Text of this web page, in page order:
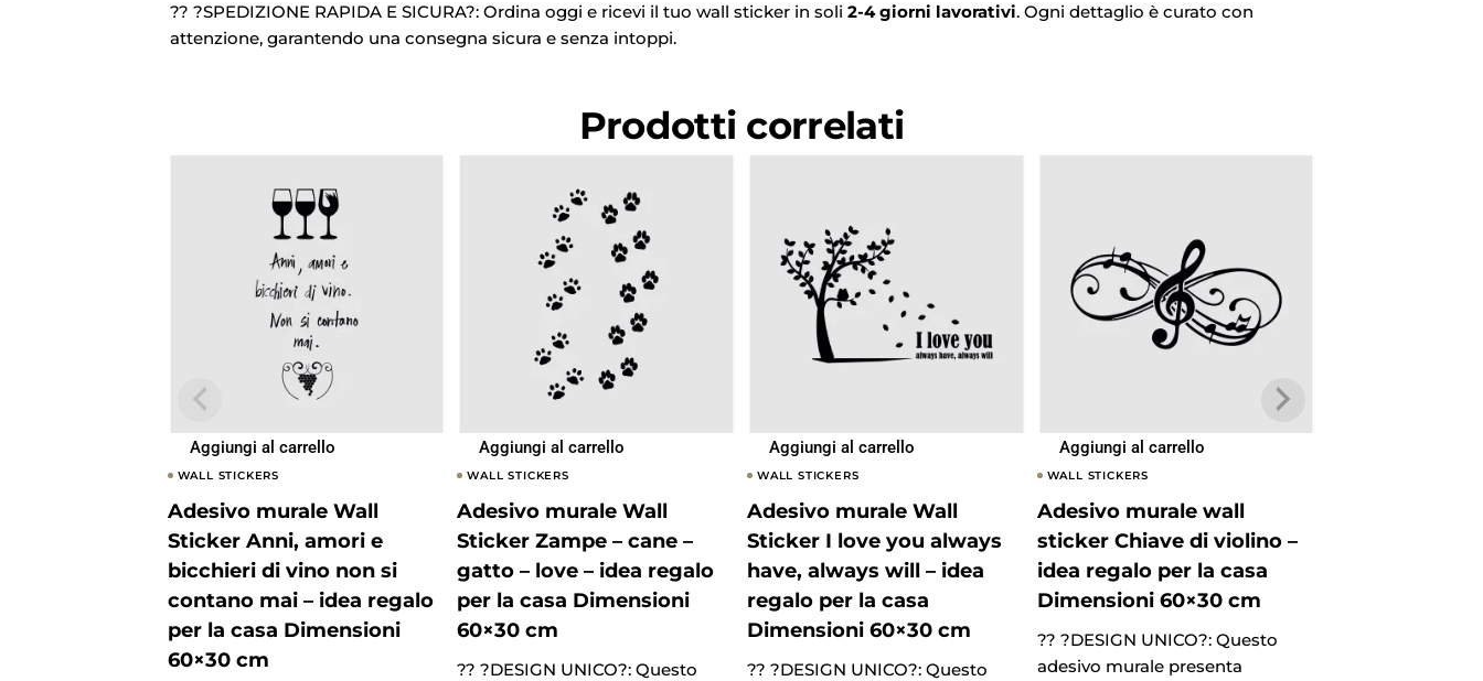
?? ?SPEDIZIONE RAPIDA E SICURA?: Ordina oggi e ricevi il tuo wall sticker in soli2-4 giorni lavorativi. Ogni dettaglio è curato con
attenzione, garantendo una consegna sicura e senza intoppi.
Prodotti correlati
Aggiungi al carrello
WALL STICKERS
Adesivo murale Wall
Sticker Anni, amori e
bicchieri di vino non si
contano mai – idea regalo
per la casa Dimensioni
60×30 cm
Aggiungi al carrello
WALL STICKERS
Adesivo murale Wall
Sticker Zampe – cane –
gatto – love – idea regalo
per la casa Dimensioni
60×30 cm
?? ?DESIGN UNICO?: Questo
Aggiungi al carrello
WALL STICKERS
Adesivo murale Wall
Sticker I love you always
have, always will – idea
regalo per la casa
Dimensioni 60×30 cm
?? ?DESIGN UNICO?: Questo
Aggiungi al carrello
WALL STICKERS
Adesivo murale wall
sticker Chiave di violino –
idea regalo per la casa
Dimensioni 60×30 cm
?? ?DESIGN UNICO?: Questo
adesivo murale presenta